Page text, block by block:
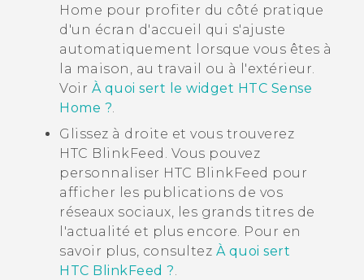
Home pour profiter du côté pratique
d'un écran d'accueil qui s'ajuste
automatiquement lorsque vous êtes à
la maison, au travail ou à l'extérieur.
Voir À quoi sert le widget HTC Sense
Home ?.
Glissez à droite et vous trouverez
HTC BlinkFeed . Vous pouvez
personnaliser HTC BlinkFeed pour
afficher les publications de vos
réseaux sociaux, les grands titres de
l'actualité et plus encore. Pour en
savoir plus, consultez À quoi sert
HTC BlinkFeed ?.